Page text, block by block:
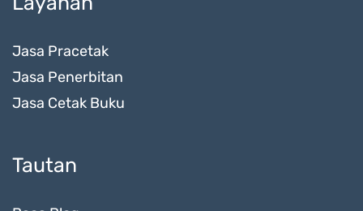
Jasa Pracetak
Jasa Penerbitan
Jasa Cetak Buku
Tautan